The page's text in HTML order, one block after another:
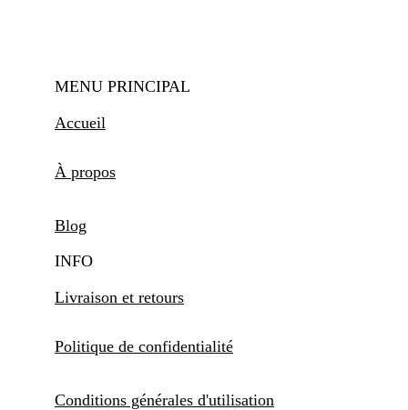
MENU PRINCIPAL
Accueil
À propos
Blog
INFO
Livraison et retours
Politique de confidentialité
Conditions générales d'utilisation